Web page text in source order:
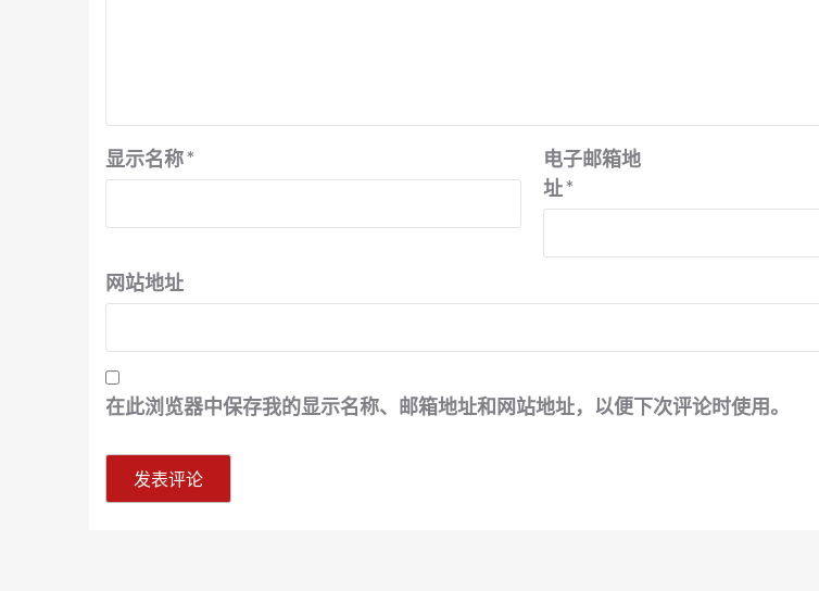
显示名称*
电子邮箱地
址*
网站地址
在此浏览器中保存我的显示名称、邮箱地址和网站地址，以便下次评论时使用。